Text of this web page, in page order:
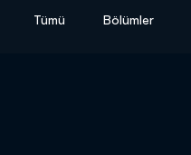
Tümü Bölümler